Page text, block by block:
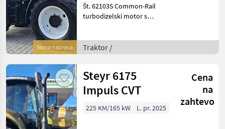
Nova naprava
Št. 62103S Common-Rail
turbodizelski motor s
delovno prostornino 4.485
ccm in emisijskim
Traktor /
Steyr 6175
Impuls CVT
Cena
na
zahtevo
225 KM/165 kW L. pr. 2025